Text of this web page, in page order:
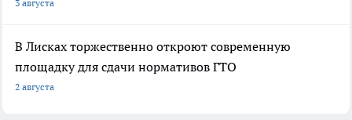
3 августа
В Лисках торжественно откроют современную
площадку для сдачи нормативов ГТО
2 августа